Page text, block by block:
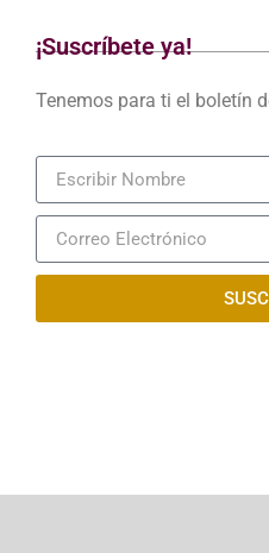
¡Suscríbete ya!
Tenemos para ti el boletín